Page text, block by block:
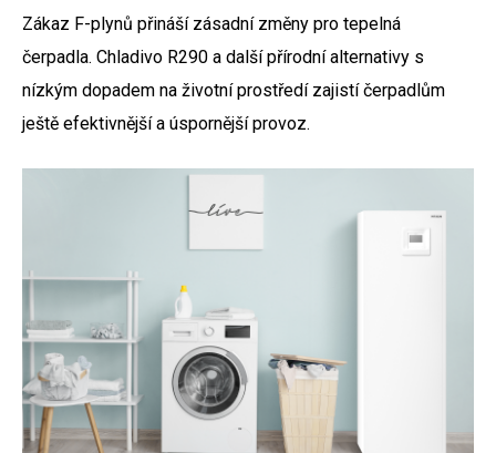
Zákaz F-plynů přináší zásadní změny pro tepelná
čerpadla. Chladivo R290 a další přírodní alternativy s
nízkým dopadem na životní prostředí zajistí čerpadlům
ještě efektivnější a úspornější provoz.